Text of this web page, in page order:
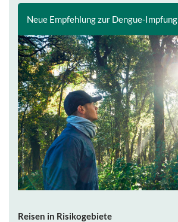
Neue Empfehlung zur Dengue-Impfung
Reisen in Risikogebiete